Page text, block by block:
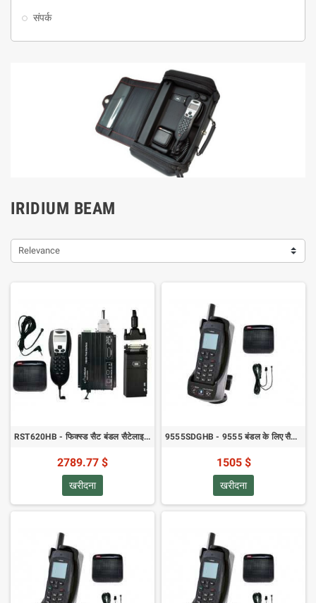
संपर्क
IRIDIUM BEAM
Relevance
RST620HB - फिक्स्ड सैट बंडल सैटेलाइट फोन - हैंड्स-फ्री बंडल पैक
2789.77 $
खरीदना
9555SDGHB - 9555 बंडल के लिए सैटडॉक क्रैडल
1505 $
खरीदना